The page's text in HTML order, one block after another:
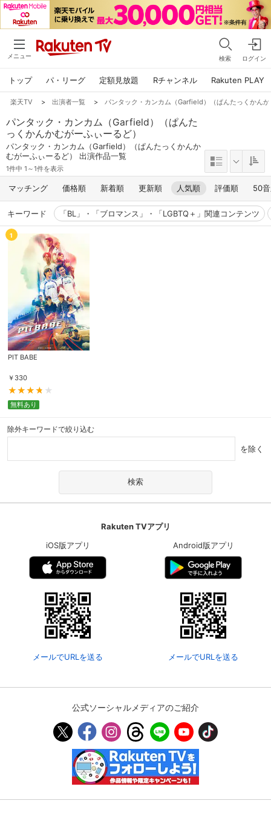
メニュー 検索 ログイン
トップ パ・リーグ 定額見放題 Rチャンネル Rakuten PLAY
楽天TV > 出演者一覧 > パンタック・カンカム（Garfield）（ぱんたっくかん
パンタック・カンカム（Garfield）（ぱんた
っくかんかむがーふぃーるど）
パンタック・カンカム（Garfield）（ぱんたっくかんか
むがーふぃーるど） 出演作品一覧
1件中 1～1件を表示
マッチング 価格順 新着順 更新順 人気順 評価順 50
キーワード 「BL」・「ブロマンス」・「LGBTQ＋」関連コンテンツ
1
PIT BABE
￥ 330
無料あり
除外キーワードで絞り込む
を除く
Rakuten TVアプリ
iOS版アプリ
メールでURLを送る
Android版アプリ
メールでURLを送る
公式ソーシャルメディアのご紹介